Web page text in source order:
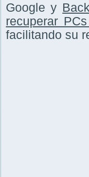
Google y
recuperar
facilitando su